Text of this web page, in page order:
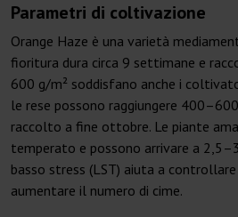
Parametri di coltivazione
Orange Haze è una varietà
fioritura dura circa 9 settimane e
600 g/m² soddisfano anche i
le rese possono raggiungere
raccolto a fine ottobre. Le piante
temperato e possono arrivare a 2,5–3
basso stress (LST) aiuta a
aumentare il numero di cime.